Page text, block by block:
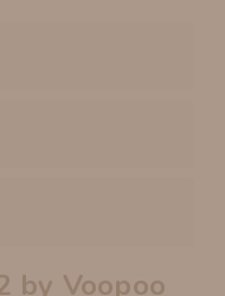
by Voopoo